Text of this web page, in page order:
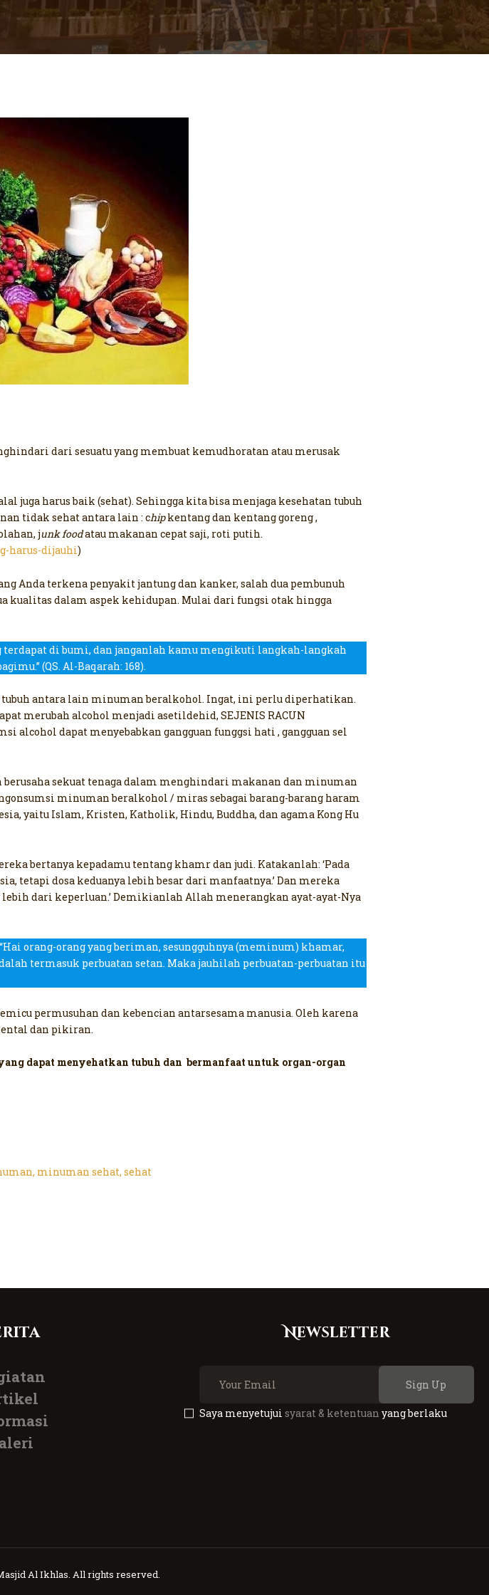
dari sesuatu yang membuat kemudhoratan atau merusak
harus baik (sehat). Sehingga kita bisa menjaga kesehatan tubuh
tidak sehat antara lain : chipkentang dan kentang goreng ,
junk foodatau makanan cepat saji, roti putih.
harus-dijauhi)
Anda terkena penyakit jantung dan kanker, salah dua pembunuh
kualitas dalam aspek kehidupan. Mulai dari fungsi otak hingga
di bumi, dan janganlah kamu mengikuti langkah-langkah
(QS. Al-Baqarah: 168).
antara lain minuman beralkohol. Ingat, ini perlu diperhatikan.
merubah alcohol menjadi asetildehid, SEJENIS RACUN
alcohol dapat menyebabkan gangguan funggsi hati , gangguan sel
sekuat tenaga dalam menghindari makanan dan minuman
minuman beralkohol / miras sebagai barang-barang haram
yaitu Islam, Kristen, Katholik, Hindu, Buddha, dan agama Kong Hu
bertanya kepadamu tentang khamr dan judi. Katakanlah: ‘Pada
tetapi dosa keduanya lebih besar dari manfaatnya.’ Dan mereka
dari keperluan.’ Demikianlah Allah menerangkan ayat-ayat-Nya
orang-orang yang beriman, sesungguhnya (meminum) khamar,
termasuk perbuatan setan. Maka jauhilah perbuatan-perbuatan itu
permusuhan dan kebencian antarsesama manusia. Oleh karena
dan pikiran.
dapat menyehatkan tubuh dan bermanfaat untuk organ-organ
, minuman sehat, sehat
Newsletter
Sign Up
Saya menyetujui syarat & ketentuan yang berlaku
Al Ikhlas. All rights reserved.